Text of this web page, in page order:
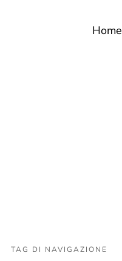
Home
TAG DI NAVIGAZIONE